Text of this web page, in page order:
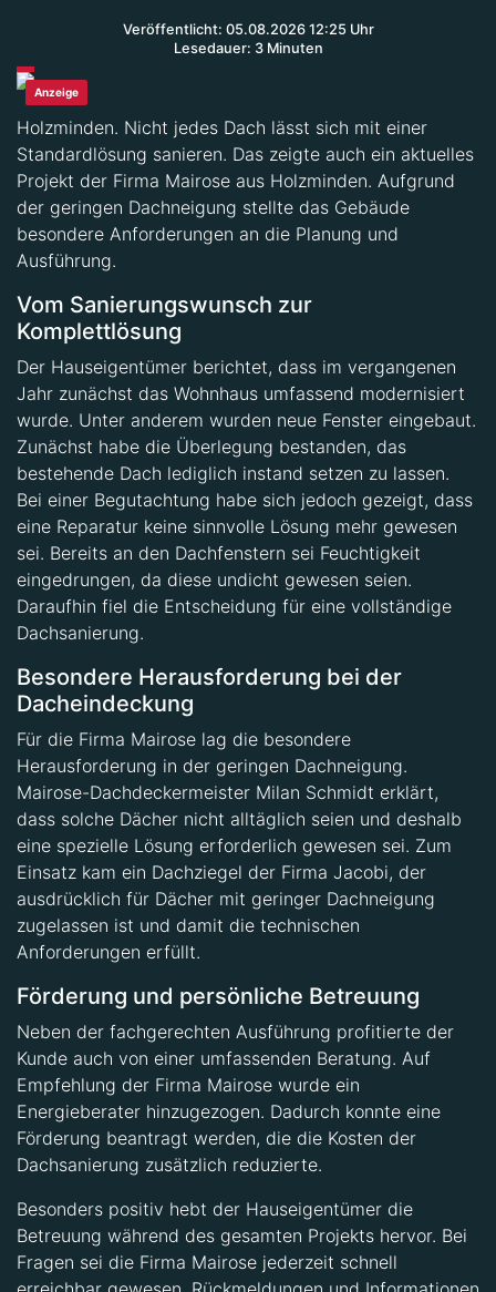
Veröffentlicht: 05.08.2026 12:25 Uhr
Lesedauer: 3 Minuten
Anzeige
Holzminden. Nicht jedes Dach lässt sich mit einer
Standardlösung sanieren. Das zeigte auch ein aktuelles
Projekt der Firma Mairose aus Holzminden. Aufgrund
der geringen Dachneigung stellte das Gebäude
besondere Anforderungen an die Planung und
Ausführung.
Vom Sanierungswunsch zur
Komplettlösung
Der Hauseigentümer berichtet, dass im vergangenen
Jahr zunächst das Wohnhaus umfassend modernisiert
wurde. Unter anderem wurden neue Fenster eingebaut.
Zunächst habe die Überlegung bestanden, das
bestehende Dach lediglich instand setzen zu lassen.
Bei einer Begutachtung habe sich jedoch gezeigt, dass
eine Reparatur keine sinnvolle Lösung mehr gewesen
sei. Bereits an den Dachfenstern sei Feuchtigkeit
eingedrungen, da diese undicht gewesen seien.
Daraufhin fiel die Entscheidung für eine vollständige
Dachsanierung.
Besondere Herausforderung bei der
Dacheindeckung
Für die Firma Mairose lag die besondere
Herausforderung in der geringen Dachneigung.
Mairose-Dachdeckermeister Milan Schmidt erklärt,
dass solche Dächer nicht alltäglich seien und deshalb
eine spezielle Lösung erforderlich gewesen sei. Zum
Einsatz kam ein Dachziegel der Firma Jacobi, der
ausdrücklich für Dächer mit geringer Dachneigung
zugelassen ist und damit die technischen
Anforderungen erfüllt.
Förderung und persönliche Betreuung
Neben der fachgerechten Ausführung profitierte der
Kunde auch von einer umfassenden Beratung. Auf
Empfehlung der Firma Mairose wurde ein
Energieberater hinzugezogen. Dadurch konnte eine
Förderung beantragt werden, die die Kosten der
Dachsanierung zusätzlich reduzierte.
Besonders positiv hebt der Hauseigentümer die
Betreuung während des gesamten Projekts hervor. Bei
Fragen sei die Firma Mairose jederzeit schnell